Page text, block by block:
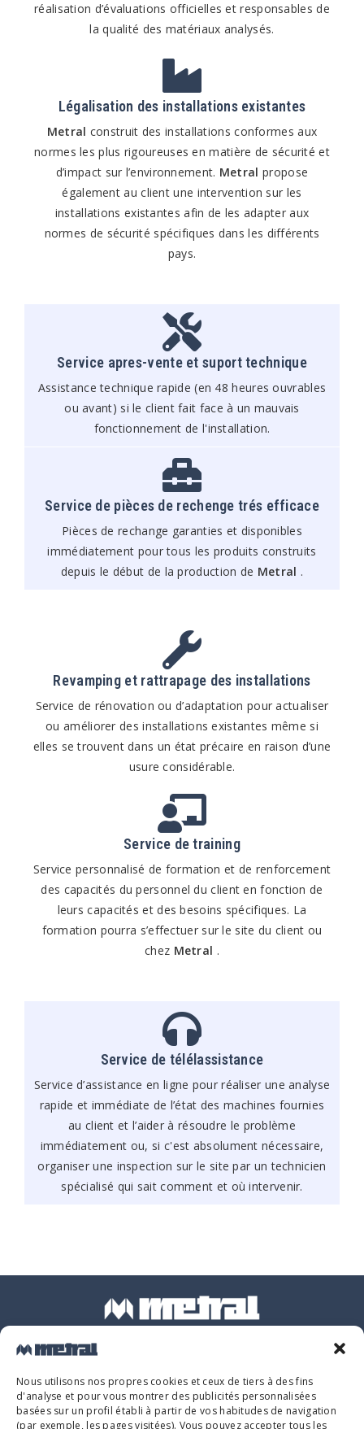
Nous utilisons nos propres cookies et ceux de tiers à des fins
d'analyse et pour vous montrer des publicités personnalisées
basées sur un profil établi à partir de vos habitudes de navigation
(par exemple, les pages visitées). Vous pouvez accepter tous les
réalisation d’évaluations officielles et responsables de
la qualité des matériaux analysés.
Légalisation des installations existantes
Metral construit des installations conformes aux
normes les plus rigoureuses en matière de sécurité et
d’impact sur l’environnement. Metral propose
également au client une intervention sur les
installations existantes afin de les adapter aux
normes de sécurité spécifiques dans les différents
pays.
Service apres-vente et suport technique
Assistance technique rapide (en 48 heures ouvrables
ou avant) si le client fait face à un mauvais
fonctionnement de l'installation.
Service de pièces de rechenge trés efficace
Pièces de rechange garanties et disponibles
immédiatement pour tous les produits construits
depuis le début de la production de Metral .
Revamping et rattrapage des installations
Service de rénovation ou d’adaptation pour actualiser
ou améliorer des installations existantes même si
elles se trouvent dans un état précaire en raison d’une
usure considérable.
Service de training
Service personnalisé de formation et de renforcement
des capacités du personnel du client en fonction de
leurs capacités et des besoins spécifiques. La
formation pourra s’effectuer sur le site du client ou
chez Metral .
Service de télélassistance
Service d’assistance en ligne pour réaliser une analyse
rapide et immédiate de l’état des machines fournies
au client et l’aider à résoudre le problème
immédiatement ou, si c'est absolument nécessaire,
organiser une inspection sur le site par un technicien
spécialisé qui sait comment et où intervenir.